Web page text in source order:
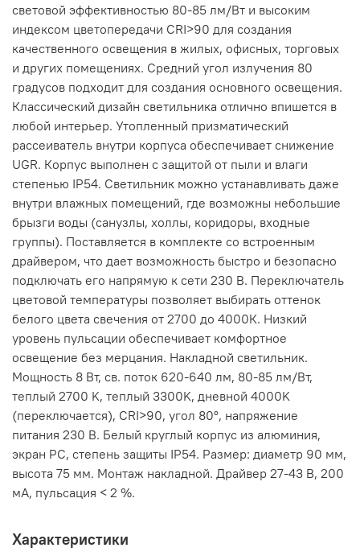
световой эффективностью 80-85 лм/Вт и высоким
индексом цветопередачи CRI>90 для создания
качественного освещения в жилых, офисных, торговых
и других помещениях. Средний угол излучения 80
градусов подходит для создания основного освещения.
Классический дизайн светильника отлично впишется в
любой интерьер. Утопленный призматический
рассеиватель внутри корпуса обеспечивает снижение
UGR. Корпус выполнен с защитой от пыли и влаги
степенью IP54. Светильник можно устанавливать даже
внутри влажных помещений, где возможны небольшие
брызги воды (санузлы, холлы, коридоры, входные
группы). Поставляется в комплекте со встроенным
драйвером, что дает возможность быстро и безопасно
подключать его напрямую к сети 230 В. Переключатель
цветовой температуры позволяет выбирать оттенок
белого цвета свечения от 2700 до 4000К. Низкий
уровень пульсации обеспечивает комфортное
освещение без мерцания. Накладной светильник.
Мощность 8 Вт, св. поток 620-640 лм, 80-85 лм/Вт,
теплый 2700 K, теплый 3300K, дневной 4000K
(переключается), CRI>90, угол 80°, напряжение
питания 230 В. Белый круглый корпус из алюминия,
экран PC, степень защиты IP54. Размер: диаметр 90 мм,
высота 75 мм. Монтаж накладной. Драйвер 27-43 В, 200
мА, пульсация < 2 %.
Характеристики